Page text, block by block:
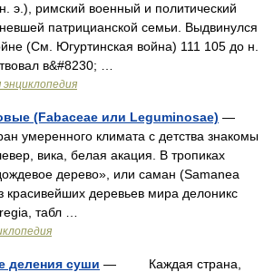
э.), римский военный и политический
патрицианской семьи. Выдвинулся
(См. Югуртинская война) 111 105 до н.
в&#8230; …
(Fabaceae или Leguminosae) —
климата с детства знакомы
вика, белая акация. В тропиках
дерево», или саман (Samanea
красивейших деревьев мира делоникс
табл …
деления суши — Каждая страна,